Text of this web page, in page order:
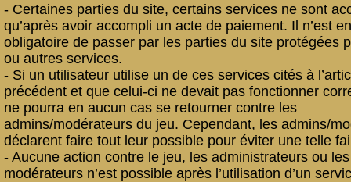
- Certaines parties du site, certains services ne sont
qu’après avoir accompli un acte de paiement. Il n’est
obligatoire de passer par les parties du site protégées
ou autres services.
- Si un utilisateur utilise un de ces services cités à
précédent et que celui-ci ne devait pas fonctionner
ne pourra en aucun cas se retourner contre les
admins/modérateurs du jeu. Cependant, les admins/
déclarent faire tout leur possible pour éviter une telle
- Aucune action contre le jeu, les administrateurs ou les
modérateurs n’est possible après l’utilisation d’un